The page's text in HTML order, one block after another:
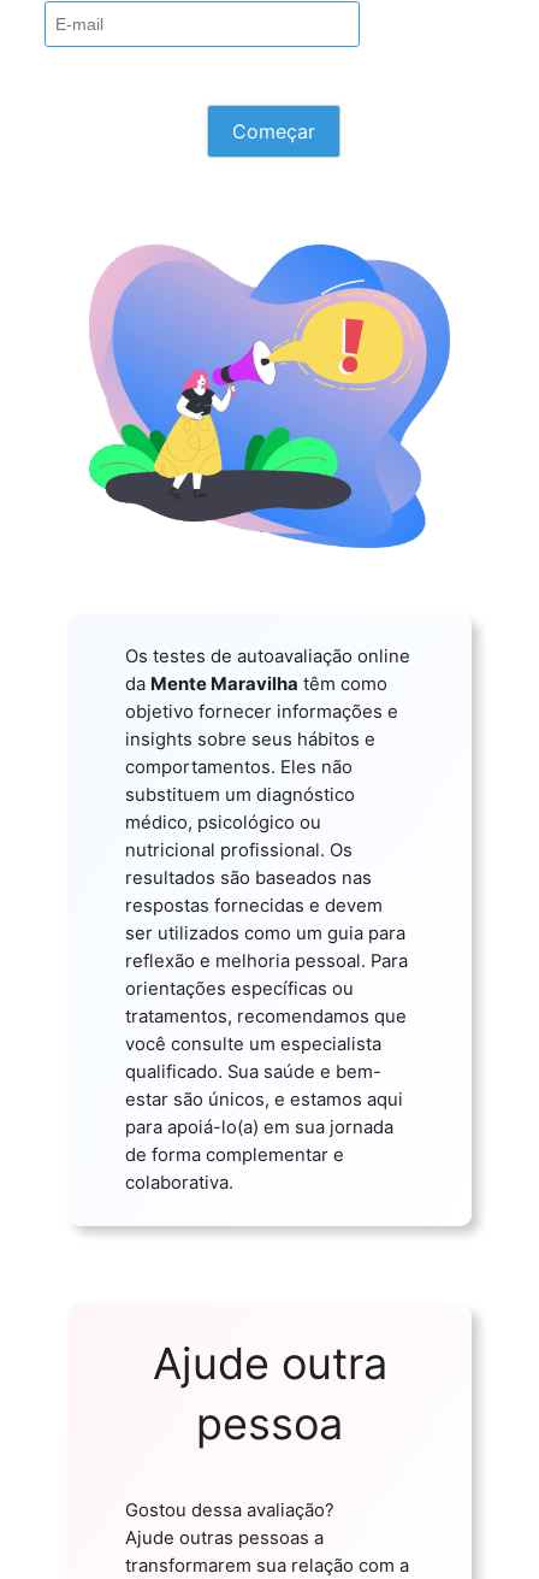
Começar
Os testes de autoavaliação online
da Mente Maravilha têm como
objetivo fornecer informações e
insights sobre seus hábitos e
comportamentos. Eles não
substituem um diagnóstico
médico, psicológico ou
nutricional profissional. Os
resultados são baseados nas
respostas fornecidas e devem
ser utilizados como um guia para
reflexão e melhoria pessoal. Para
orientações específicas ou
tratamentos, recomendamos que
você consulte um especialista
qualificado. Sua saúde e bem-
estar são únicos, e estamos aqui
para apoiá-lo(a) em sua jornada
de forma complementar e
colaborativa.
Ajude outra
pessoa
Gostou dessa avaliação?
Ajude outras pessoas a
transformarem sua relação com a